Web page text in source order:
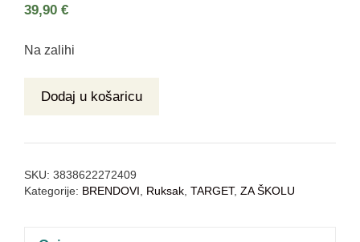
39,90 €
Na zalihi
Dodaj u košaricu
SKU: 3838622272409
Kategorije: BRENDOVI , Ruksak, TARGET, ZA ŠKOLU